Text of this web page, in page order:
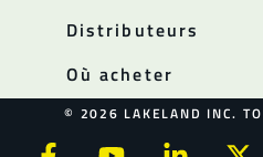
Distributeurs
Où acheter
© 2026 LAKELAND INC.